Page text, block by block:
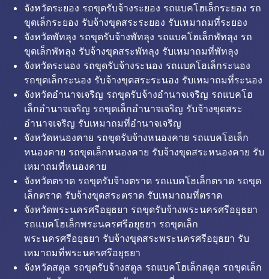
จังหวัดระยอง รถขุดรับจ้างระยอง รถแบคโฮเล็กระยอง รถ
ขุดเล็กระยอง รับจ้างขุดสระระยอง รับเหมาถมที่ระยอง
จังหวัดพัทลุง รถขุดรับจ้างพัทลุง รถแบคโฮเล็กพัทลุง รถ
ขุดเล็กพัทลุง รับจ้างขุดสระพัทลุง รับเหมาถมที่พัทลุง
จังหวัดระนอง รถขุดรับจ้างระนอง รถแบคโฮเล็กระนอง
รถขุดเล็กระนอง รับจ้างขุดสระระนอง รับเหมาถมที่ระนอง
จังหวัดอำนาจเจริญ รถขุดรับจ้างอำนาจเจริญ รถแบคโฮ
เล็กอำนาจเจริญ รถขุดเล็กอำนาจเจริญ รับจ้างขุดสระ
อำนาจเจริญ รับเหมาถมที่อำนาจเจริญ
จังหวัดหนองคาย รถขุดรับจ้างหนองคาย รถแบคโฮเล็ก
หนองคาย รถขุดเล็กหนองคาย รับจ้างขุดสระหนองคาย รับ
เหมาถมที่หนองคาย
จังหวัดตราด รถขุดรับจ้างตราด รถแบคโฮเล็กตราด รถขุด
เล็กตราด รับจ้างขุดสระตราด รับเหมาถมที่ตราด
จังหวัดพระนครศรีอยุธยา รถขุดรับจ้างพระนครศรีอยุธยา
รถแบคโฮเล็กพระนครศรีอยุธยา รถขุดเล็ก
พระนครศรีอยุธยา รับจ้างขุดสระพระนครศรีอยุธยา รับ
เหมาถมที่พระนครศรีอยุธยา
จังหวัดสตูล รถขุดรับจ้างสตูล รถแบคโฮเล็กสตูล รถขุดเล็ก